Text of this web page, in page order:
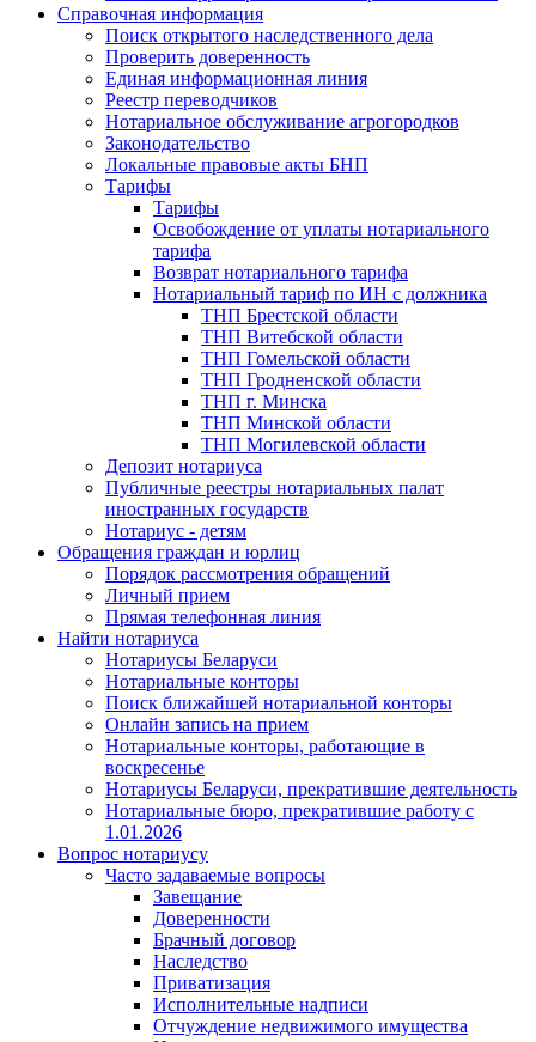
Справочная информация
Поиск открытого наследственного дела
Проверить доверенность
Единая информационная линия
Реестр переводчиков
Нотариальное обслуживание агрогородков
Законодательство
Локальные правовые акты БНП
Тарифы
Тарифы
Освобождение от уплаты нотариального
тарифа
Возврат нотариального тарифа
Нотариальный тариф по ИН с должника
ТНП Брестской области
ТНП Витебской области
ТНП Гомельской области
ТНП Гродненской области
ТНП г. Минска
ТНП Минской области
ТНП Могилевской области
Депозит нотариуса
Публичные реестры нотариальных палат
иностранных государств
Нотариус - детям
Обращения граждан и юрлиц
Порядок рассмотрения обращений
Личный прием
Прямая телефонная линия
Найти нотариуса
Нотариусы Беларуси
Нотариальные конторы
Поиск ближайшей нотариальной конторы
Онлайн запись на прием
Нотариальные конторы, работающие в
воскресенье
Нотариусы Беларуси, прекратившие деятельность
Нотариальные бюро, прекратившие работу с
1.01.2026
Вопрос нотариусу
Часто задаваемые вопросы
Завещание
Доверенности
Брачный договор
Наследство
Приватизация
Исполнительные надписи
Отчуждение недвижимого имущества